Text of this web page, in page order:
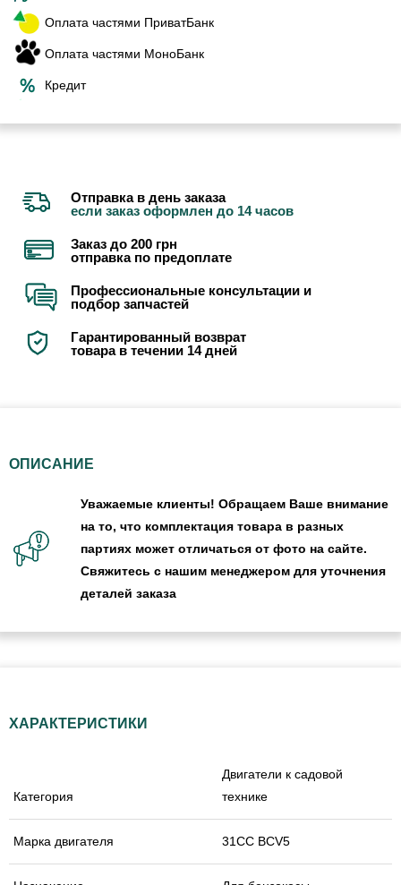
Оплата частями ПриватБанк
Оплата частями МоноБанк
Кредит
Отправка в день заказа
если заказ оформлен до 14 часов
Заказ до 200 грн
отправка по предоплате
Профессиональные консультации и
подбор запчастей
Гарантированный возврат
товара в течении 14 дней
ОПИСАНИЕ
Уважаемые клиенты! Обращаем Ваше внимание
на то, что комплектация товара в разных
партиях может отличаться от фото на сайте.
Свяжитесь с нашим менеджером для уточнения
деталей заказа
ХАРАКТЕРИСТИКИ
Категория
Двигатели к садовой
технике
Марка двигателя 31СС BCV5